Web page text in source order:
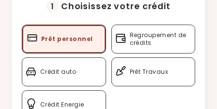
1 Choisissez votre crédit
Prêt personnel
Regroupement de
crédits
Crédit auto Prêt Travaux
Crédit Energie